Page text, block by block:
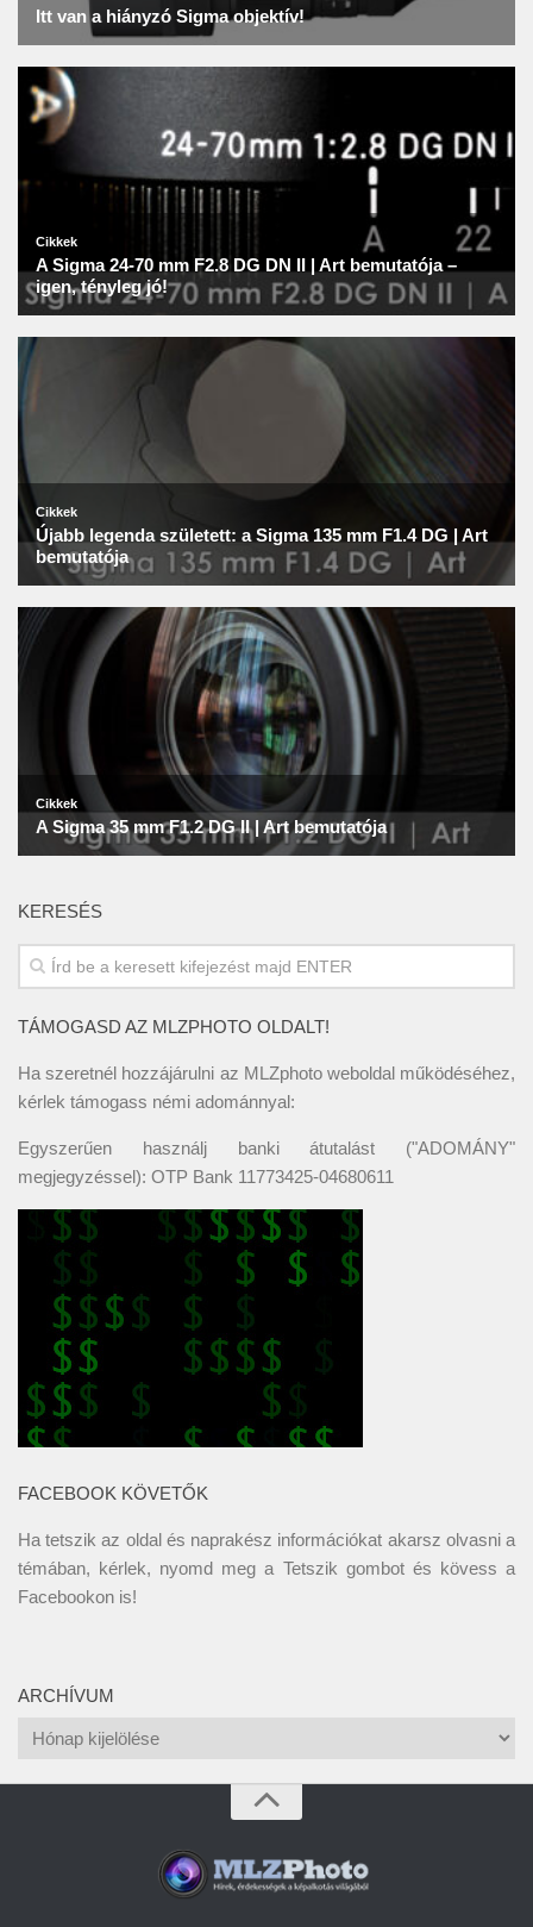
KERESÉS
TÁMOGASD AZ MLZPHOTO OLDALT!
Ha szeretnél hozzájárulni az MLZphoto weboldal működéséhez,
kérlek támogass némi adománnyal:
Egyszerűen használj banki átutalást ("ADOMÁNY"
megjegyzéssel): OTP Bank 11773425-04680611
FACEBOOK KÖVETŐK
Ha tetszik az oldal és naprakész információkat akarsz olvasni a
témában, kérlek, nyomd meg a Tetszik gombot és kövess a
Facebookon is!
ARCHÍVUM
Archívum